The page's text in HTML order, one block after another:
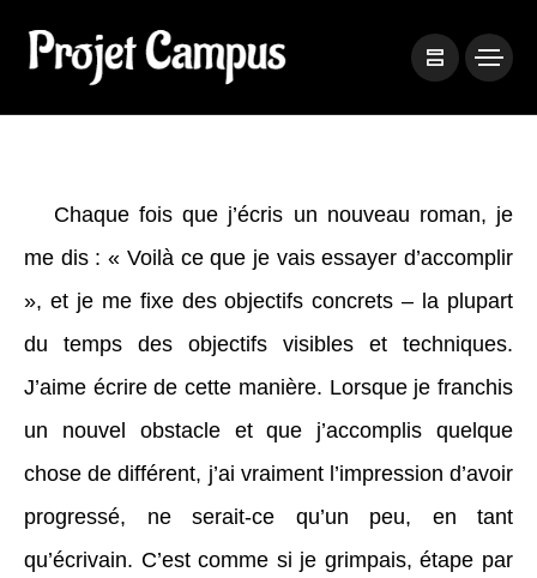
Chaque fois que j’écris un nouveau roman, je
me dis : « Voilà ce que je vais essayer d’accomplir
», et je me fixe des objectifs concrets – la plupart
du temps des objectifs visibles et techniques.
J’aime écrire de cette manière. Lorsque je franchis
un nouvel obstacle et que j’accomplis quelque
chose de différent, j’ai vraiment l’impression d’avoir
progressé, ne serait-ce qu’un peu, en tant
qu’écrivain. C’est comme si je grimpais, étape par